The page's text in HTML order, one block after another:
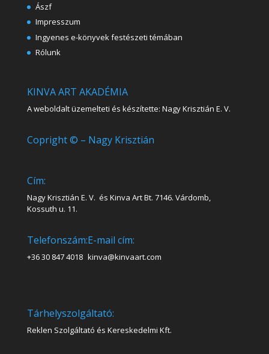
Ászf
Impresszum
Ingyenes e-könyvek festészeti témában
Rólunk
KINVA ART AKADÉMIA
A weboldalt üzemelteti és készítette: Nagy Krisztián E. V.
Copright © – Nagy Krisztián
Cím:
Nagy Krisztián E. V. és Kinva Art Bt. 7146. Várdomb,
Kossuth u. 11.
Telefonszám:
+36 30 847 4018
E-mail cím:
kinva@kinvaart.com
Tárhelyszolgáltató:
Reklen Szolgáltató és Kereskedelmi Kft.